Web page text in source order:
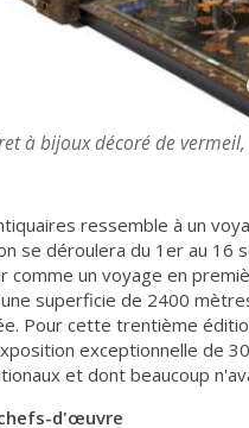
à bijoux décoré de
ressemble à un
se déroulera du 1er au 16
comme un voyage en
une superficie de 2400
Pour cette trentième
exceptionnelle de
et dont beaucoup
d'œuvre